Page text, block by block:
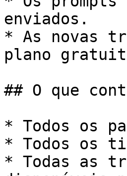
enviados.
* As novas
plano
## O que
* Todos os
* Todos os
* Todas as